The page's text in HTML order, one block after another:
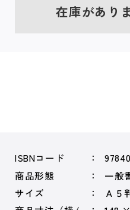
在庫があり
ISBNコード
商品形態
一般
サイズ
Ａ５